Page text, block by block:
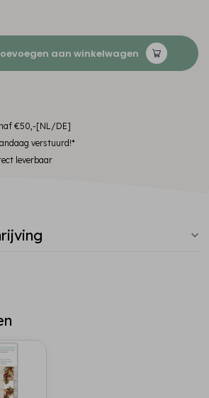
aan winkelwagen
€50,-[NL/DE]
verstuurd!*
leverbaar